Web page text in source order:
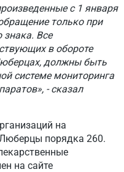
с 1 января
только при
знака. Все
в обороте
должны быть
системе мониторинга
- сказал
на
Люберцы порядка 260.
на сайте